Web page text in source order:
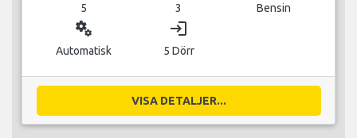
5 3 Bensin
miscellaneous_services
Automatisk
login
5 Dörr
VISA DETALJER...